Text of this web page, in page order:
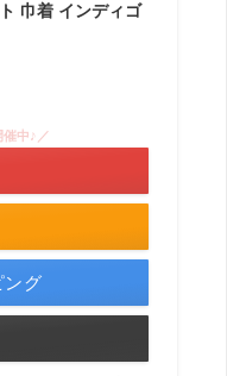
巾着 インディゴ
催中♪／
ング